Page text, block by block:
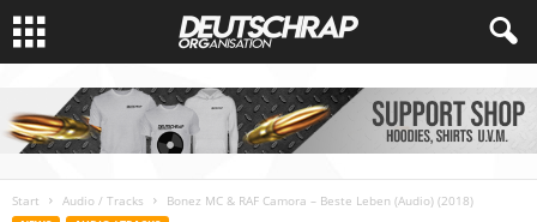
Start Audio / Tracks Bonez MC & RAF Camora – Beste Leben (Audio) (2018)